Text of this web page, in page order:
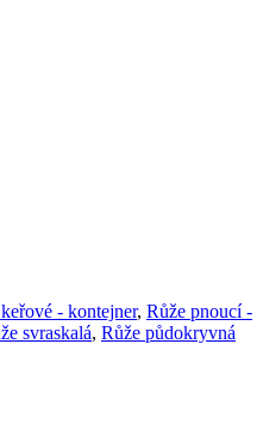
- kontejner, Růže pnoucí -
svraskalá, Růže půdokryvná